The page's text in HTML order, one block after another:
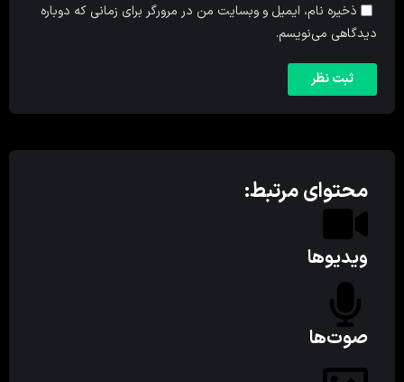
ذخیره نام، ایمیل و وبسایت من در مرورگر برای زمانی که دوباره
دیدگاهی می‌نویسم.
محتوای مرتبط:
ویدیوها
صوت‌ها